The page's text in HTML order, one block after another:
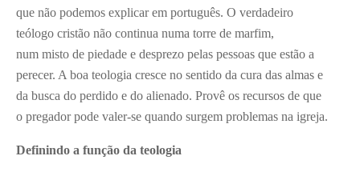
que não podemos explicar em português. O verdadeiro
teólogo cristão não continua numa torre de marfim,
num misto de piedade e desprezo pelas pessoas que estão a
perecer. A boa teologia cresce no sentido da cura das almas e
da busca do perdido e do alienado. Provê os recursos de que
o pregador pode valer-se quando surgem problemas na igreja.
Definindo a função da teologia